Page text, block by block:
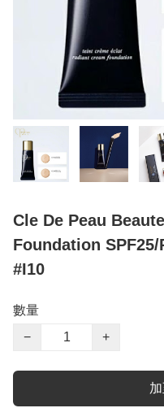
Cle De Peau
Foundation SPF25/
#I10
數量
−
+